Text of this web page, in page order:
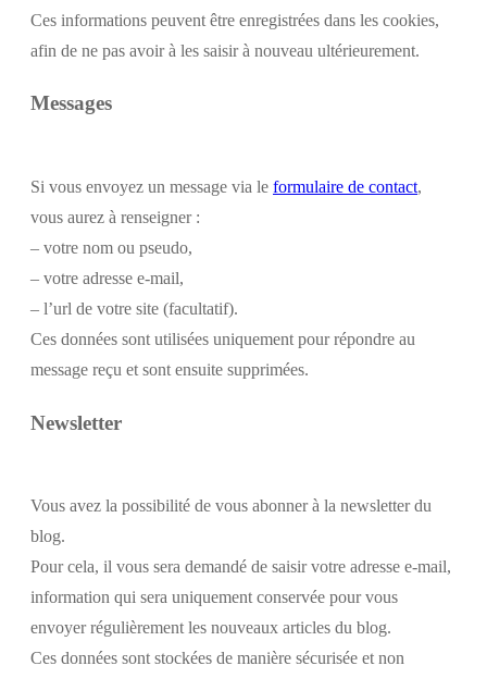
Ces informations peuvent être enregistrées dans les cookies,
afin de ne pas avoir à les saisir à nouveau ultérieurement.
Messages
Si vous envoyez un message via le formulaire de contact,
vous aurez à renseigner :
– votre nom ou pseudo,
– votre adresse e-mail,
– l’url de votre site (facultatif).
Ces données sont utilisées uniquement pour répondre au
message reçu et sont ensuite supprimées.
Newsletter
Vous avez la possibilité de vous abonner à la newsletter du
blog.
Pour cela, il vous sera demandé de saisir votre adresse e-mail,
information qui sera uniquement conservée pour vous
envoyer régulièrement les nouveaux articles du blog.
Ces données sont stockées de manière sécurisée et non